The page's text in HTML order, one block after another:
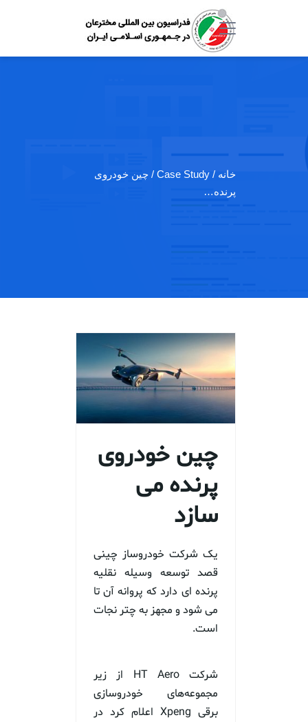
خانه
/ Case Study / چین خودروی
پرنده…
چین خودروی
پرنده می
سازد
یک شرکت خودروساز چینی
قصد توسعه وسیله نقلیه
پرنده ای دارد که پروانه آن تا
می شود و مجهز به چتر نجات
است.
شرکت HT Aero از زیر
مجموعه‌های خودروسازی
برقی Xpeng اعلام کرد در